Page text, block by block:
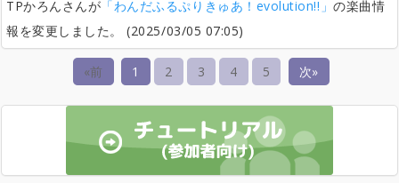
TPかろんさんが 「わんだふるぷりきゅあ！evolution!!」の楽曲情
報を変更しました。 (2025/03/05 07:05)
«前 1 2 3 4 5 次»